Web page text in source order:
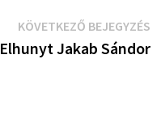
KÖVETKEZŐ BEJEGYZÉS
Elhunyt Jakab Sándor